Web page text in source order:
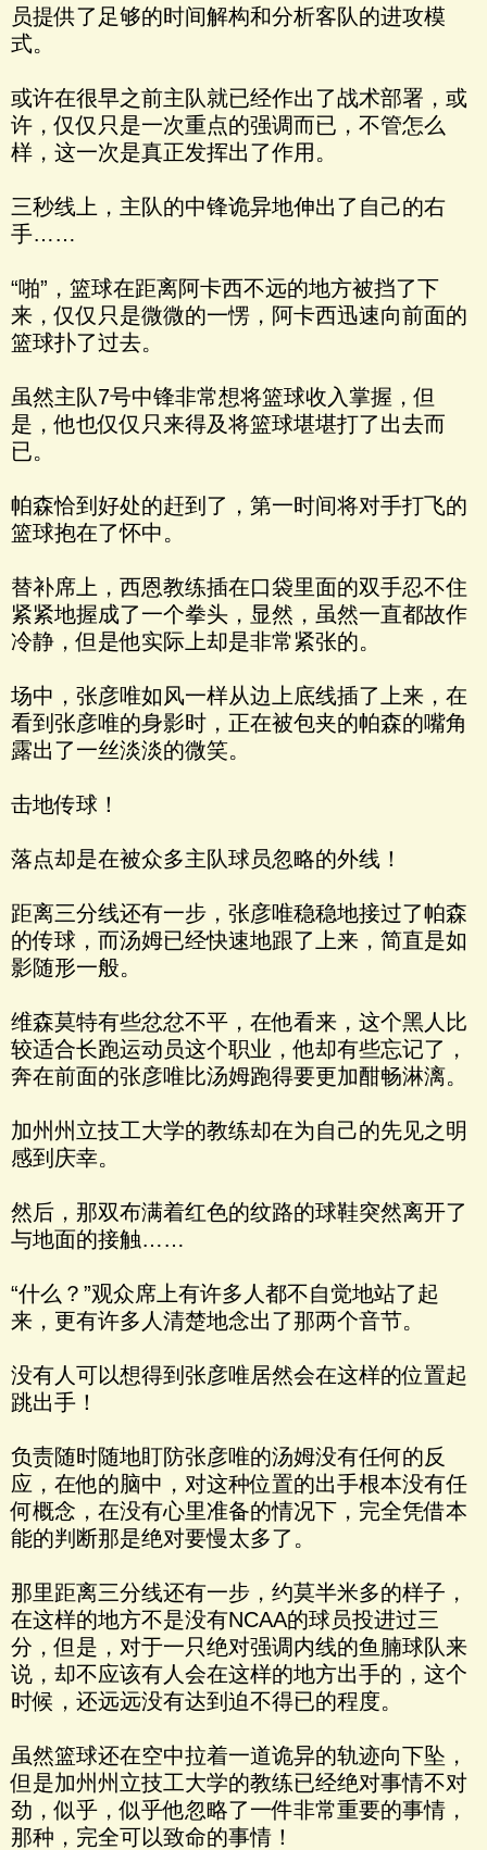
员提供了足够的时间解构和分析客队的进攻模
式。
或许在很早之前主队就已经作出了战术部署，或
许，仅仅只是一次重点的强调而已，不管怎么
样，这一次是真正发挥出了作用。
三秒线上，主队的中锋诡异地伸出了自己的右
手……
“啪”，篮球在距离阿卡西不远的地方被挡了下
来，仅仅只是微微的一愣，阿卡西迅速向前面的
篮球扑了过去。
虽然主队7号中锋非常想将篮球收入掌握，但
是，他也仅仅只来得及将篮球堪堪打了出去而
已。
帕森恰到好处的赶到了，第一时间将对手打飞的
篮球抱在了怀中。
替补席上，西恩教练插在口袋里面的双手忍不住
紧紧地握成了一个拳头，显然，虽然一直都故作
冷静，但是他实际上却是非常紧张的。
场中，张彦唯如风一样从边上底线插了上来，在
看到张彦唯的身影时，正在被包夹的帕森的嘴角
露出了一丝淡淡的微笑。
击地传球！
落点却是在被众多主队球员忽略的外线！
距离三分线还有一步，张彦唯稳稳地接过了帕森
的传球，而汤姆已经快速地跟了上来，简直是如
影随形一般。
维森莫特有些忿忿不平，在他看来，这个黑人比
较适合长跑运动员这个职业，他却有些忘记了，
奔在前面的张彦唯比汤姆跑得要更加酣畅淋漓。
加州州立技工大学的教练却在为自己的先见之明
感到庆幸。
然后，那双布满着红色的纹路的球鞋突然离开了
与地面的接触……
“什么？”观众席上有许多人都不自觉地站了起
来，更有许多人清楚地念出了那两个音节。
没有人可以想得到张彦唯居然会在这样的位置起
跳出手！
负责随时随地盯防张彦唯的汤姆没有任何的反
应，在他的脑中，对这种位置的出手根本没有任
何概念，在没有心里准备的情况下，完全凭借本
能的判断那是绝对要慢太多了。
那里距离三分线还有一步，约莫半米多的样子，
在这样的地方不是没有NCAA的球员投进过三
分，但是，对于一只绝对强调内线的鱼腩球队来
说，却不应该有人会在这样的地方出手的，这个
时候，还远远没有达到迫不得已的程度。
虽然篮球还在空中拉着一道诡异的轨迹向下坠，
但是加州州立技工大学的教练已经绝对事情不对
劲，似乎，似乎他忽略了一件非常重要的事情，
那种，完全可以致命的事情！